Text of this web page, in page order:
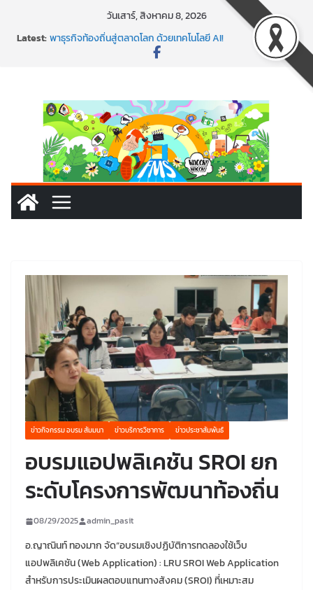
วันเสาร์, สิงหาคม 8, 2026
Latest:พาธุรกิจท้องถิ่นสู่ตลาดโลก ด้วยเทคโนโลยี AI!
SMEs ยุคนี้ ถ้าไม่ใช้ AI ถือว่าพลาดมาก!
พร้อมลุยแล้ว! ปักหมุดโรดแมป AI อัปสกิลธุรกิจให้พุ่งทะยาน
ข่าวกิจกรรม อบรม สัมมนา ข่าวบริการวิชาการ ข่าวประชาสัมพันธ์
อบรมแอปพลิเคชัน SROI ยก
ระดับโครงการพัฒนาท้องถิ่น
08/29/2025 admin_pasit
อ.ญาณินท์ ทองมาก จัด“อบรมเชิงปฏิบัติการทดลองใช้เว็บ
แอปพลิเคชัน (Web Application) : LRU SROI Web Application
สำหรับการประเมินผลตอบแทนทางสังคม (SROI) ที่เหมาะสม